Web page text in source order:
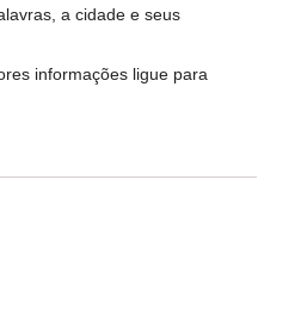
a cidade e seus
informações ligue para